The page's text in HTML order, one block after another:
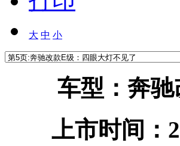
大 中 小
车型：奔驰
上市时间：